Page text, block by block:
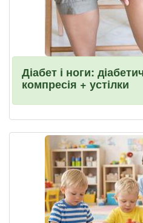
Діабет і ноги:
компресія + устілки